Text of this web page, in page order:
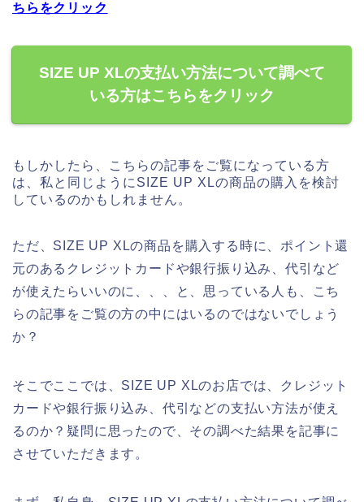
ちらをクリック
SIZE UP XLの支払い方法について調べて
いる方はこちらをクリック
もしかしたら、こちらの記事をご覧になっている方
は、私と同じようにSIZE UP XLの商品の購入を検討
しているのかもしれません。
ただ、SIZE UP XLの商品を購入する時に、ポイント還
元のあるクレジットカードや銀行振り込み、代引など
が使えたらいいのに、、、と、思っている人も、こち
らの記事をご覧の方の中にはいるのではないでしょう
か？
そこでここでは、SIZE UP XLのお店では、クレジット
カードや銀行振り込み、代引などの支払い方法が使え
るのか？疑問に思ったので、その調べた結果を記事に
させていただきます。